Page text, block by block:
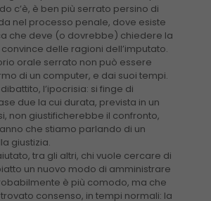
c’è, è ben più serrato persino di
nel processo penale, dove esiste
che deve (o dovrebbe) chiedere la
delle ragioni dell’imputato.
orale serrato non può essere
di un computer, e dai suoi tempi.
l’ipocrisia: si finge di
due la cui durata, prevista in un
non giustificherebbe il confronto,
che stiamo parlando di un
giustizia.
tra gli altri, chi vuole cercare di
un nuovo modo di amministrare
è più comodo, ma che
consenso, in tempi normali: la